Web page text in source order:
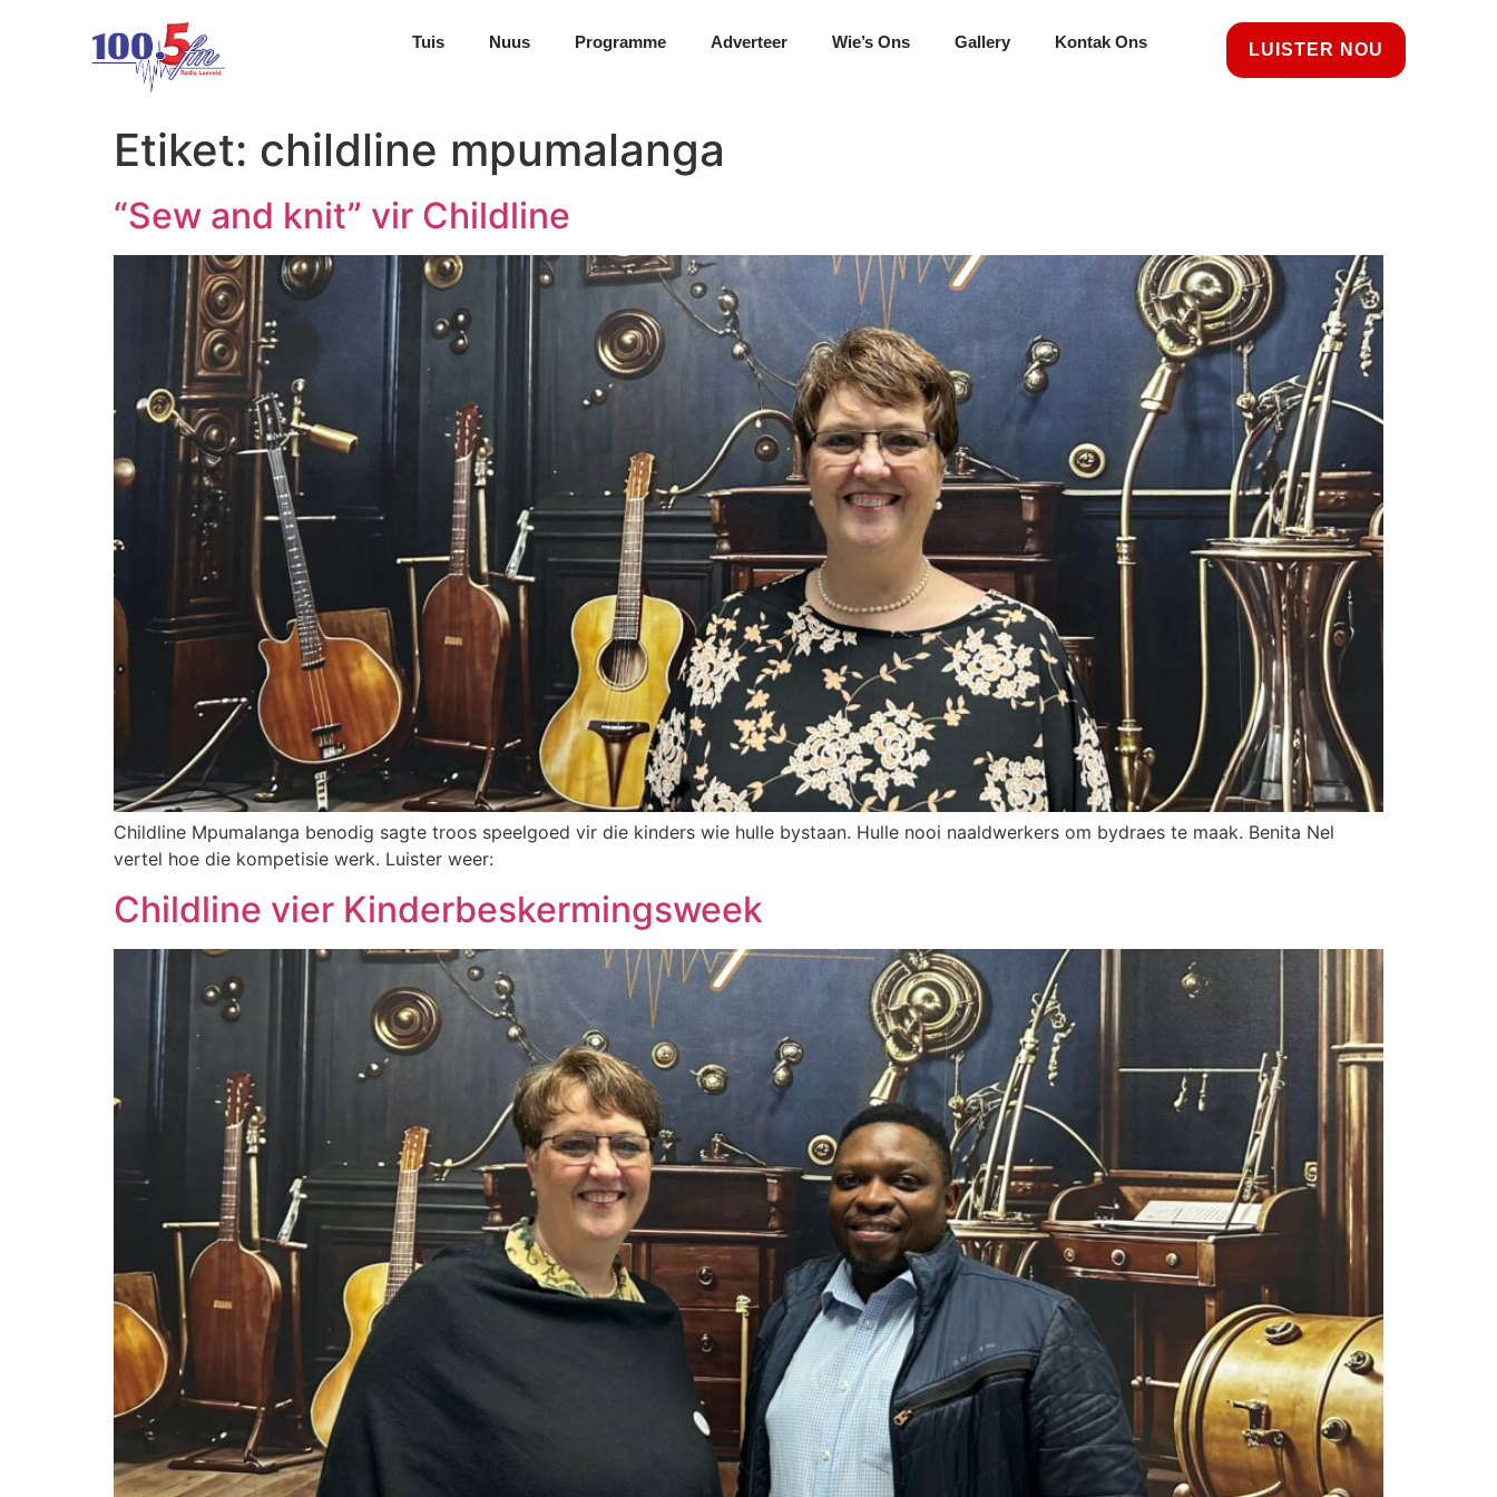
Tuis Nuus Programme Adverteer Wie’s Ons Gallery Kontak Ons LUISTER NOU
Etiket: childline mpumalanga
“Sew and knit” vir Childline
Childline Mpumalanga benodig sagte troos speelgoed vir die kinders wie hulle bystaan. Hulle nooi naaldwerkers om bydraes te maak. Benita Nel
vertel hoe die kompetisie werk. Luister weer:
Childline vier Kinderbeskermingsweek